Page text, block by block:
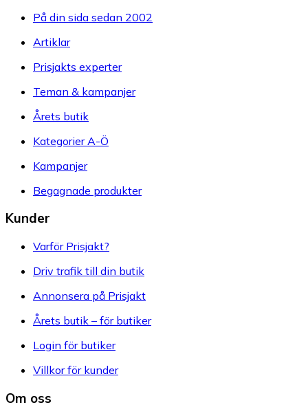
På din sida sedan 2002
Artiklar
Prisjakts experter
Teman & kampanjer
Årets butik
Kategorier A-Ö
Kampanjer
Begagnade produkter
Kunder
Varför Prisjakt?
Driv trafik till din butik
Annonsera på Prisjakt
Årets butik – för butiker
Login för butiker
Villkor för kunder
Om oss